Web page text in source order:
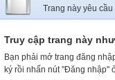
Trang này yêu
Truy cập trang này
Bạn phải mở trang đăng
ký rồi nhấn nút "Đăng nhập"